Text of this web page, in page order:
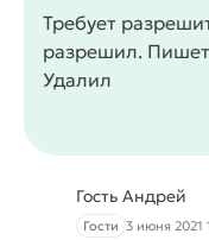
Требует
разрешил.
Удалил
Гость Андрей
Гости 3 июня 2021